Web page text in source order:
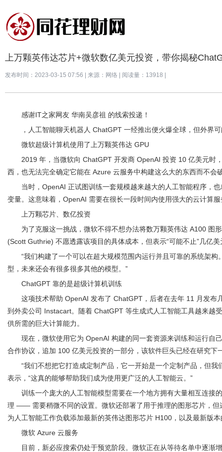
上万颗英伟达芯片+微软数亿美元投资，带你揭秘
发布时间：2023-03-15 07:56 来源：网络 阅读量：13918 |
感谢IT之家网友 华南吴彦祖 的线索投递！
，人工智能聊天机器人 ChatGPT 一经推出便火爆全球，但外界
微软超级计算机使用了上万颗英伟达 GPU
2019 年，当微软向 ChatGPT 开发商 OpenAI 投资 10 亿美元时
西，也无法完全确定它能在 Azure 云服务中构建这么大的东西而不会
当时，OpenAI 正试图训练一套规模越来越大的人工智能程序，
变量。这意味着，OpenAI 需要在很长一段时间内使用强大的云计算服
上万颗芯片、数亿投资
为了克服这一挑战，微软不得不想办法将数万颗英伟达 A100 图
(Scott Guthrie) 不愿透露该项目的具体成本，但表示“可能不止”几亿美
“我们构建了一个可以在超大规模范围内运行并且可靠的系统架
型，未来还会有很多很多其他的模型。”
ChatGPT 靠的是超级计算机训练
这项技术帮助 OpenAI 发布了 ChatGPT，后者在去年 11 月发
到外卖公司 Instacart。随着 ChatGPT 等生成式人工智能工具越来越
供所需的巨大计算能力。
现在，微软使用它为 OpenAI 构建的同一套资源来训练和运行自
合作协议，追加 100 亿美元投资的一部分，该软件巨头已经在研究下
“我们不想把它打造成定制产品，它一开始是一个定制产品，但
表示，“这真的能够帮助我们成为使用更广泛的人工智能云。”
训练一个庞大的人工智能模型需要在一个地方拥有大量相互连
理 —— 需要稍微不同的设置。微软还部署了用于推理的图形芯片，但
为人工智能工作负载添加最新的英伟达图形芯片 H100，以及最新版
微软 Azure 云服务
目前，新必应搜索仍处于预览阶段。微软正在从等待名单中逐渐